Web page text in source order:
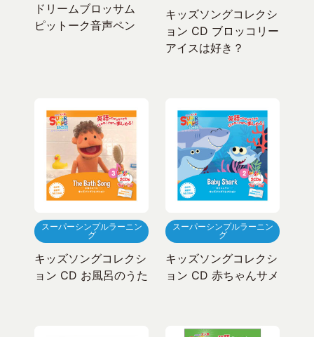
ドリームブロッサム
ピットーク音声ペン
キッズソングコレクシ
ョン CD ブロッコリー
アイスは好き？
スーパーシンプルラーニン
グ
キッズソングコレクシ
ョン CD お風呂のうた
スーパーシンプルラーニン
グ
キッズソングコレクシ
ョン CD 赤ちゃんサメ